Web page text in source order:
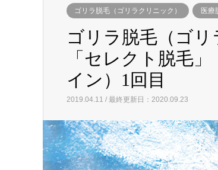
ゴリラ脱毛（ゴリラクリニック） 医療
ゴリラ脱毛（ゴ
「セレクト脱毛
イン）1回目
2019.04.11 / 最終更新日：2020.09.23